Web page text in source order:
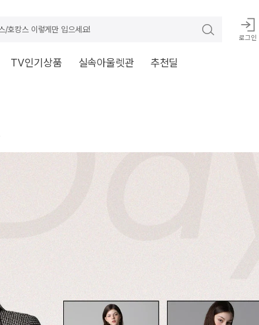
/호캉스 이렇게만 입으세요!
로그인
TV인기상품 실속아울렛관 추천딜